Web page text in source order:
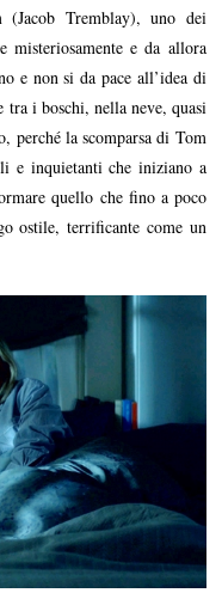
Tremblay), uno dei
misteriosamente e da allora
e non si da pace all’idea di
tra i boschi, nella neve, quasi
perché la scomparsa di Tom
e inquietanti che iniziano a
quello che fino a poco
ostile, terrificante come un